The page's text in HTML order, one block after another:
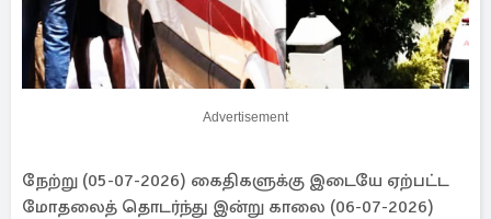
Advertisement
நேற்று (05-07-2026) கைதிகளுக்கு இடையே ஏற்பட்ட
மோதலைத் தொடர்ந்து இன்று காலை (06-07-2026)